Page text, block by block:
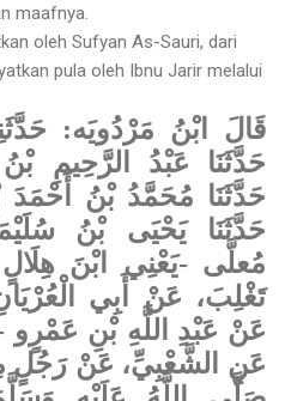
maafnya.
oleh Sufyan As-Sauri, dari
pula oleh Ibnu Jarir melalui
قَالَ ابْنُ مَرْدُويَه:
حَدَّثَنَا عَبْدُ الرَّحِيمِ
حَدَّثَنَا مُحَمَّدُ بْنُ أَحْمَدَ
حَدَّثَنَا يَحْيَى بْنُ
مُعلَّى -يَعْنِي ابْنَ
تَغْلِبَ، عَنْ أَبِي
عَنْ عَبْدِ اللَّهِ بْنِ عَمْرٍو
عَنِ الشَّعْبِيِّ، عَنْ رَجُلٍ